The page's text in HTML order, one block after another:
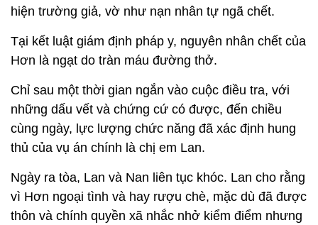
hiện trường giả, vờ như nạn nhân tự ngã chết.
Tại kết luật giám định pháp y, nguyên nhân chết của
Hơn là ngạt do tràn máu đường thở.
Chỉ sau một thời gian ngắn vào cuộc điều tra, với
những dấu vết và chứng cứ có được, đến chiều
cùng ngày, lực lượng chức năng đã xác định hung
thủ của vụ án chính là chị em Lan.
Ngày ra tòa, Lan và Nan liên tục khóc. Lan cho rằng
vì Hơn ngoại tình và hay rượu chè, mặc dù đã được
thôn và chính quyền xã nhắc nhở kiểm điểm nhưng